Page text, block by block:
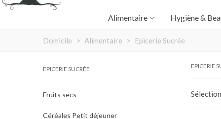
Alimentaire Hygiène &
Domicile > Alimentaire > Epicerie Sucrée
EPICERIE SUCRÉE
Fruits secs
Céréales Petit déjeuner
EPICERIE